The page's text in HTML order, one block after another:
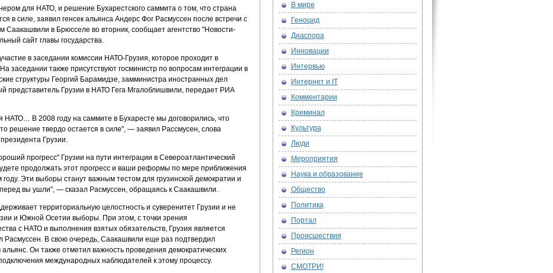
для НАТО, и решение Бухарестского саммита о том, что страна
в силе, заявил генсек альянса Андерс Фог Расмуссен после встречи с
в Брюсселе во вторник, сообщает агентство "Новости-
сайт главы государства.
в заседании комиссии НАТО-Грузия, которое проходит в
заседании также присутствуют госминистр по вопросам интеграции в
структуры Георгий Барамидзе, замминистра иностранных дел
представитель Грузии в НАТО Гега Мгалоблишвили, передает РИА
В 2008 году на саммите в Бухаресте мы договорились, что
решение твердо остается в силе", — заявил Рассмусен, слова
Грузии.
прогресс" Грузии на пути интеграции в Североатлантический
продолжать этот прогресс и ваши реформы по мере приближения
Эти выборы станут важным тестом для грузинской демократии и
вы ушли", — сказал Расмуссен, обращаясь к Саакашвили.
территориальную целостность и суверенитет Грузии и не
и Южной Осетии выборы. При этом, с точки зрения
с НАТО и выполнения взятых обязательств, Грузия является
Расмуссен. В свою очередь, Саакашвили еще раз подтвердил
Он также отметил важность проведения демократических
международных наблюдателей к этому процессу.
В мире
Геноцид
Диаспора
Инновации
Интервью
Интернет и IT
Комментарии
Криминал
Культура
Люди
Мероприятия
Наука и образование
Общество
Политика
Портал
Происшествия
Регион
СМОТРИ!